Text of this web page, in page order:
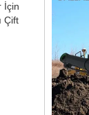
İçin
Çift